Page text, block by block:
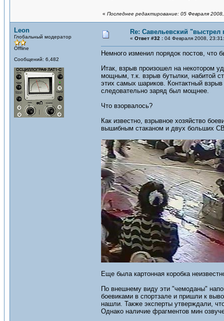
« Последнее редактирование: 05 Февраля
Leon
Глобальный модератор
Offline
Сообщений: 6,482
Re: Савельевский "выстрел
« Ответ #32 : 04 Февраля 2008,
Немного изменил порядок постов, что
Итак, взрыв произошел на некотором
мощным, т.к. взрыв бутылки, набитой
этих самых шариков. Контактный
следовательно заряд был мощнее.
Что взорвалось?
Как известно, взрывное хозяйство
вышибным стаканом и двух больших
Еще была картонная коробка
По внешнему виду эти "чемоданы"
боевиками в спортзале и пришли к
нашли. Также эксперты утверждали,
Однако наличие фрагментов мин